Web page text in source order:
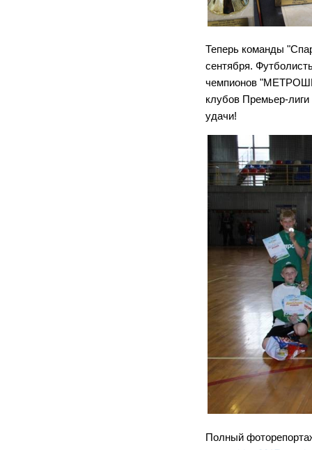
Теперь команды
сентября.
чемпионов
клубов Премьер-
удачи!
Полный